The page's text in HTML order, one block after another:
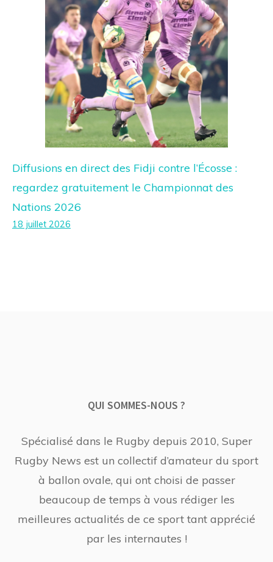
Diffusions en direct des Fidji contre l’Écosse :
regardez gratuitement le Championnat des
Nations 2026
18 juillet 2026
QUI SOMMES-NOUS ?
Spécialisé dans le Rugby depuis 2010, Super
Rugby News est un collectif d’amateur du sport
à ballon ovale, qui ont choisi de passer
beaucoup de temps à vous rédiger les
meilleures actualités de ce sport tant apprécié
par les internautes !